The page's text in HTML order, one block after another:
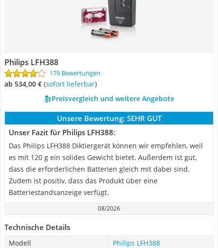
Philips LFH388
179 Bewertungen
ab 534,00 € ( Sofort lieferbar)
Preisvergleich und weitere Angebote
Unsere Bewertung: SEHR GUT
Unser Fazit für Philips LFH388:
Das Philips LFH388 Diktiergerät können wir empfehlen, weil
es mit 120 g ein solides Gewicht bietet. Außerdem ist gut,
dass die erforderlichen Batterien gleich mit dabei sind.
Zudem ist positiv, dass das Produkt über eine
Batteriestandsanzeige verfügt.
08/2026
Technische Details
Modell
Philips LFH388